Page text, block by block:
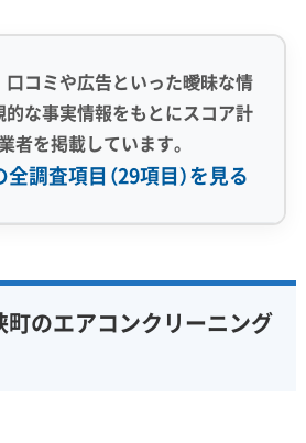
コミや広告といった曖昧な情
な事実情報をもとにスコア計
者を掲載しています。
調査項目（29項目）を見る
リーニング
実績10年以上
町のエアコンクリーニング